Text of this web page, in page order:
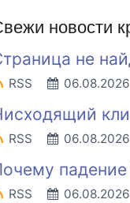
новости
не
RSS 06.08.2026
RSS 06.08.2026
падение
RSS 06.08.2026